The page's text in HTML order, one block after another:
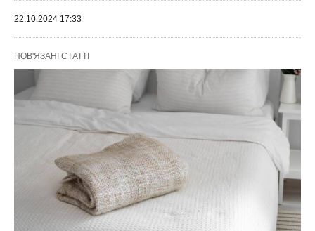
22.10.2024 17:33
ПОВ'ЯЗАНІ СТАТТІ